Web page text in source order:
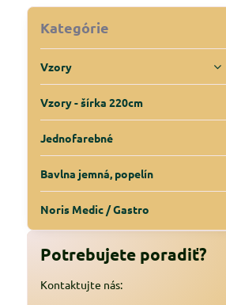
Kategórie
Vzory
Vzory - šírka 220cm
Jednofarebné
Bavlna jemná, popelín
Noris Medic / Gastro
Potrebujete poradiť?
Kontaktujte nás: